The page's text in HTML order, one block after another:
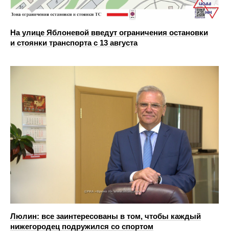
На улице Яблоневой введут ограничения остановки
и стоянки транспорта с 13 августа
Люлин: все заинтересованы в том, чтобы каждый
нижегородец подружился со спортом